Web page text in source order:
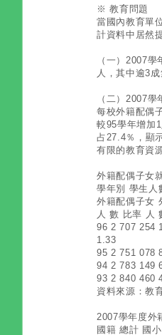
※ 教育問題
當國內教育單
計資料中居然
（一）2007
人，其中逾3
（二）2007
每校外籍配偶
較95學年增加
占27.4％，顯
有限的教育資
外籍配偶子女
學年別 學生人
外籍配偶子女
人 數 比率 人
96 2 707 254
1.33
95 2 751 078
94 2 783 149
93 2 840 460
資料來源：教
2007學年度外
國籍 總計 國